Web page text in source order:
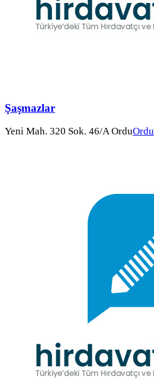
Şaşmazlar
Yeni Mah. 320 Sok. 46/A OrduOrdu